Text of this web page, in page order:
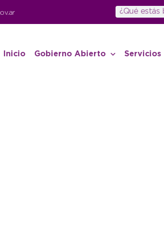
Inicio Gobierno Abierto Servicios